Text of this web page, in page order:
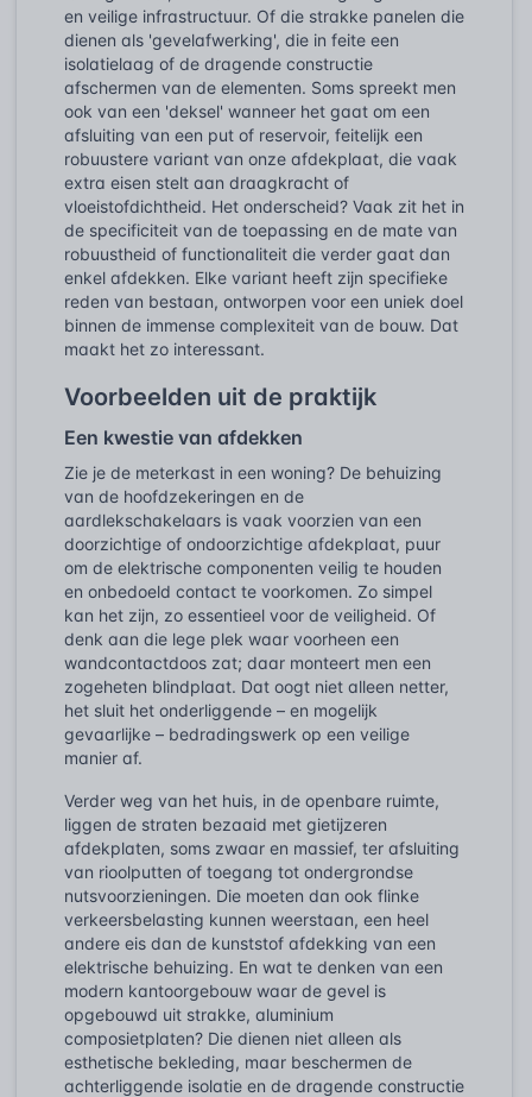
en veilige infrastructuur. Of die strakke panelen die
dienen als 'gevelafwerking', die in feite een
isolatielaag of de dragende constructie
afschermen van de elementen. Soms spreekt men
ook van een 'deksel' wanneer het gaat om een
afsluiting van een put of reservoir, feitelijk een
robuustere variant van onze afdekplaat, die vaak
extra eisen stelt aan draagkracht of
vloeistofdichtheid. Het onderscheid? Vaak zit het in
de specificiteit van de toepassing en de mate van
robuustheid of functionaliteit die verder gaat dan
enkel afdekken. Elke variant heeft zijn specifieke
reden van bestaan, ontworpen voor een uniek doel
binnen de immense complexiteit van de bouw. Dat
maakt het zo interessant.
Voorbeelden uit de praktijk
Een kwestie van afdekken
Zie je de meterkast in een woning? De behuizing
van de hoofdzekeringen en de
aardlekschakelaars is vaak voorzien van een
doorzichtige of ondoorzichtige afdekplaat, puur
om de elektrische componenten veilig te houden
en onbedoeld contact te voorkomen. Zo simpel
kan het zijn, zo essentieel voor de veiligheid. Of
denk aan die lege plek waar voorheen een
wandcontactdoos zat; daar monteert men een
zogeheten blindplaat. Dat oogt niet alleen netter,
het sluit het onderliggende – en mogelijk
gevaarlijke – bedradingswerk op een veilige
manier af.
Verder weg van het huis, in de openbare ruimte,
liggen de straten bezaaid met gietijzeren
afdekplaten, soms zwaar en massief, ter afsluiting
van rioolputten of toegang tot ondergrondse
nutsvoorzieningen. Die moeten dan ook flinke
verkeersbelasting kunnen weerstaan, een heel
andere eis dan de kunststof afdekking van een
elektrische behuizing. En wat te denken van een
modern kantoorgebouw waar de gevel is
opgebouwd uit strakke, aluminium
composietplaten? Die dienen niet alleen als
esthetische bekleding, maar beschermen de
achterliggende isolatie en de dragende constructie